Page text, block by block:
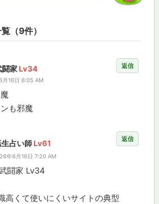
（9件）
闘家 Lv34
月16日 6:05 AM
も邪魔
返信
占い師 Lv61
年6月16日 7:20 AM
闘家 Lv34
高くて使いにくいサイトの典型
返信